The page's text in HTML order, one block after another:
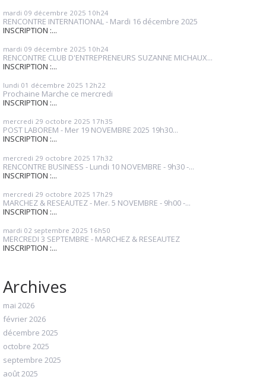
mardi 09 décembre 2025 10h24
RENCONTRE INTERNATIONAL - Mardi 16 décembre 2025
INSCRIPTION :...
mardi 09 décembre 2025 10h24
RENCONTRE CLUB D'ENTREPRENEURS SUZANNE MICHAUX...
INSCRIPTION :...
lundi 01 décembre 2025 12h22
Prochaine Marche ce mercredi
INSCRIPTION :...
mercredi 29 octobre 2025 17h35
POST LABOREM - Mer 19 NOVEMBRE 2025 19h30...
INSCRIPTION :...
mercredi 29 octobre 2025 17h32
RENCONTRE BUSINESS - Lundi 10 NOVEMBRE - 9h30 -...
INSCRIPTION :...
mercredi 29 octobre 2025 17h29
MARCHEZ & RESEAUTEZ - Mer. 5 NOVEMBRE - 9h00 -...
INSCRIPTION :...
mardi 02 septembre 2025 16h50
MERCREDI 3 SEPTEMBRE - MARCHEZ & RESEAUTEZ
INSCRIPTION :...
Archives
mai 2026
février 2026
décembre 2025
octobre 2025
septembre 2025
août 2025